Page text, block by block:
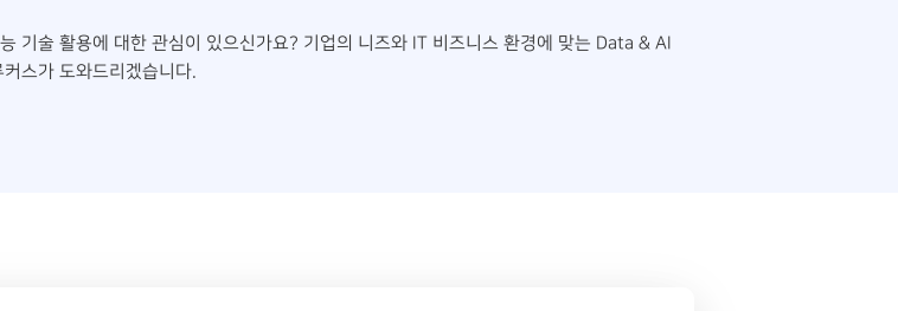
기술 활용에 대한 관심이 있으신가요? 기업의 니즈와 IT 비즈니스 환경에 맞는 Data & AI
스가 도와드리겠습니다.